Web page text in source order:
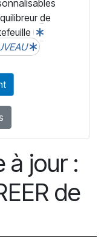
de
à jour :
de